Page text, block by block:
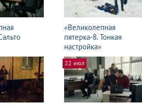
«Великолепная
пятерка-8. Тонкая
настройка»
22 июл